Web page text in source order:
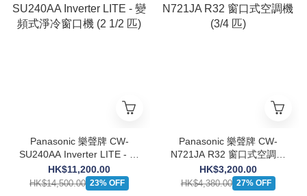
Panasonic 樂聲牌 CW-
SU240AA Inverter LITE - 變
頻式淨冷窗口機 (2 1/2 匹)
HK$11,200.00
HK$14,500.00 23% OFF
Panasonic 樂聲牌 CW-
N721JA R32 窗口式空調機
(3/4 匹)
HK$3,200.00
HK$4,380.00 27% OFF